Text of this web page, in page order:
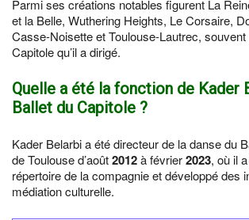
Parmi ses créations notables figurent La
et la Belle, Wuthering Heights, Le Corsaire,
Casse-Noisette et Toulouse-Lautrec,
Capitole qu’il a dirigé.
Quelle a été la fonction de Kader
Ballet du Capitole ?
Kader Belarbi a été directeur de la danse du
de Toulouse d’août2012à février2023, où il
répertoire de la compagnie et développé des
médiation culturelle.